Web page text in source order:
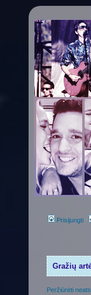
Prisijungti
Gražių
Peržiūrėti